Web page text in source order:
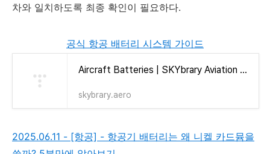
차와 일치하도록 최종 확인이 필요하다.
공식 항공 배터리 시스템 가이드
Aircraft Batteries | SKYbrary Aviation Safety
skybrary.aero
2025.06.11 - [항공] - 항공기 배터리는 왜 니켈 카드뮴을